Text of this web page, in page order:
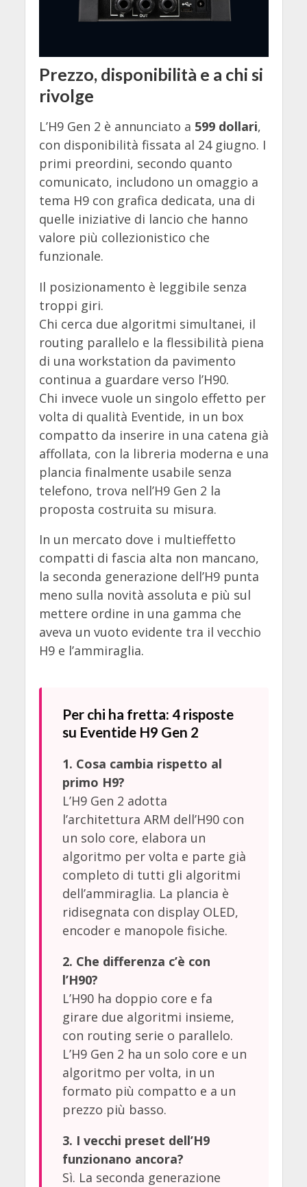
Prezzo, disponibilità e a chi si
rivolge
L’H9 Gen 2 è annunciato a 599 dollari,
con disponibilità fissata al 24 giugno. I
primi preordini, secondo quanto
comunicato, includono un omaggio a
tema H9 con grafica dedicata, una di
quelle iniziative di lancio che hanno
valore più collezionistico che
funzionale.
Il posizionamento è leggibile senza
troppi giri.
Chi cerca due algoritmi simultanei, il
routing parallelo e la flessibilità piena
di una workstation da pavimento
continua a guardare verso l’H90.
Chi invece vuole un singolo effetto per
volta di qualità Eventide, in un box
compatto da inserire in una catena già
affollata, con la libreria moderna e una
plancia finalmente usabile senza
telefono, trova nell’H9 Gen 2 la
proposta costruita su misura.
In un mercato dove i multieffetto
compatti di fascia alta non mancano,
la seconda generazione dell’H9 punta
meno sulla novità assoluta e più sul
mettere ordine in una gamma che
aveva un vuoto evidente tra il vecchio
H9 e l’ammiraglia.
Per chi ha fretta: 4 risposte
su Eventide H9 Gen 2
1. Cosa cambia rispetto al
primo H9?
L’H9 Gen 2 adotta
l’architettura ARM dell’H90 con
un solo core, elabora un
algoritmo per volta e parte già
completo di tutti gli algoritmi
dell’ammiraglia. La plancia è
ridisegnata con display OLED,
encoder e manopole fisiche.
2. Che differenza c’è con
l’H90?
L’H90 ha doppio core e fa
girare due algoritmi insieme,
con routing serie o parallelo.
L’H9 Gen 2 ha un solo core e un
algoritmo per volta, in un
formato più compatto e a un
prezzo più basso.
3. I vecchi preset dell’H9
funzionano ancora?
Sì. La seconda generazione